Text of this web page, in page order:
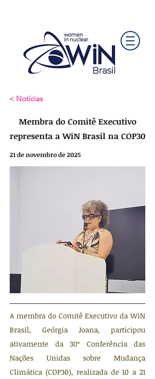
< Notícias
Membra do Comitê Executivo
representa a WiN Brasil na COP30
21 de novembro de 2025
A membra do Comitê Executivo da WiN
Brasil, Geórgia Joana, participou
ativamente da 30ª Conferência das
Nações Unidas sobre Mudança
Climática (COP30), realizada de 10 a 21